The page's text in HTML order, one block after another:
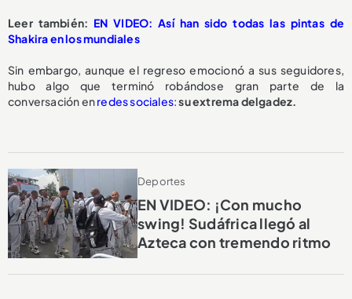
Leer también: EN VIDEO: Así han sido todas las pintas de
Shakira en los mundiales
Sin embargo, aunque el regreso emocionó a sus seguidores,
hubo algo que terminó robándose gran parte de la
conversación enredes sociales:su extrema delgadez.
Deportes
EN VIDEO: ¡Con mucho
swing! Sudáfrica llegó al
Azteca con tremendo ritmo